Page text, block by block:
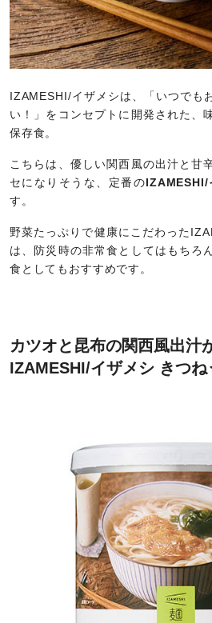
IZAMESHI/イザメシは、「いつでも
い！」をコンセプトに開発された、
保存食。
こちらは、優しい関西風の出汁と甘
セになりそうな、定番の
す。
野菜たっぷりで健康にこだわった
は、防災時の非常食としてはもちろ
食としてもおすすめです。
カツオと昆布の関西風出汁
IZAMESHI/イザメシ きつね